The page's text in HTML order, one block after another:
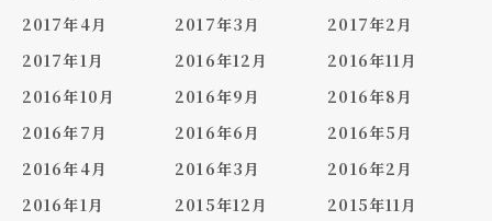
2017年4月
2017年3月
2017年2月
2017年1月
2016年12月
2016年11月
2016年10月
2016年9月
2016年8月
2016年7月
2016年6月
2016年5月
2016年4月
2016年3月
2016年2月
2016年1月
2015年12月
2015年11月